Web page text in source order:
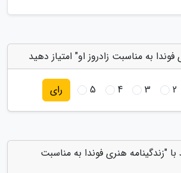
فوندا به مناسبت زادروز او" امتیاز دهید
2
3
4
5 رای
"زندگینامه هنری فوندا به مناسبت